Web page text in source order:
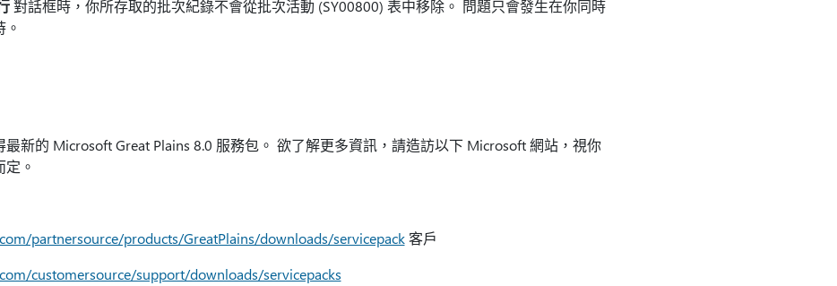
對話框時，你所存取的批次紀錄不會從批次活動 (SY00800) 表中移除。 問題只會發生在你同時
新的 Microsoft Great Plains 8.0 服務包。 欲了解更多資訊，請造訪以下 Microsoft 網站，視你
。
partnersource/products/GreatPlains/downloads/servicepack客戶
customersource/support/downloads/servicepacks